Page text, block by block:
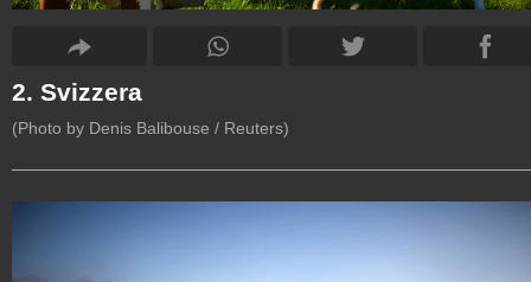
2. Svizzera
(Photo by Denis Balibouse / Reuters)